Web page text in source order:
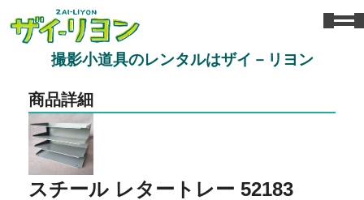
撮影小道具のレンタルはザイ－リヨン
商品詳細
スチール レタートレー 52183